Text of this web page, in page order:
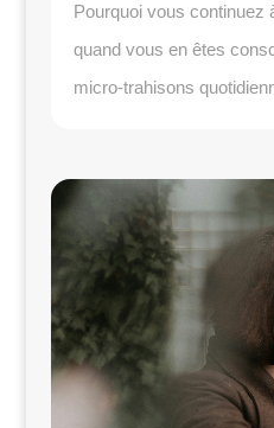
Pourquoi vous continuez
quand vous en êtes
micro-trahisons